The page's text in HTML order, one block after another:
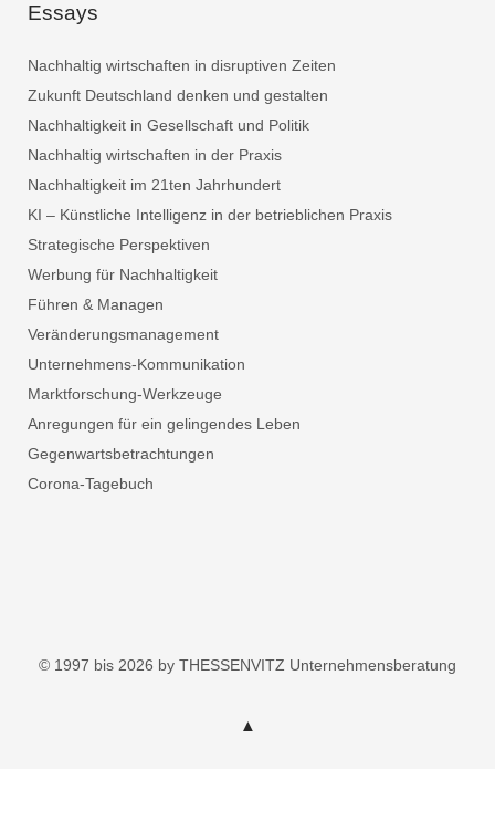
Essays
Nachhaltig wirtschaften in disruptiven Zeiten
Zukunft Deutschland denken und gestalten
Nachhaltigkeit in Gesellschaft und Politik
Nachhaltig wirtschaften in der Praxis
Nachhaltigkeit im 21ten Jahrhundert
KI – Künstliche Intelligenz in der betrieblichen Praxis
Strategische Perspektiven
Werbung für Nachhaltigkeit
Führen & Managen
Veränderungsmanagement
Unternehmens-Kommunikation
Marktforschung-Werkzeuge
Anregungen für ein gelingendes Leben
Gegenwartsbetrachtungen
Corona-Tagebuch
© 1997 bis 2026 by THESSENVITZ Unternehmensberatung